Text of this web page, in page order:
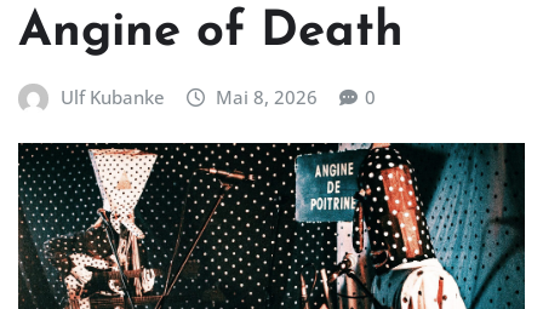
Angine of Death
Ulf Kubanke Mai 8, 2026 0